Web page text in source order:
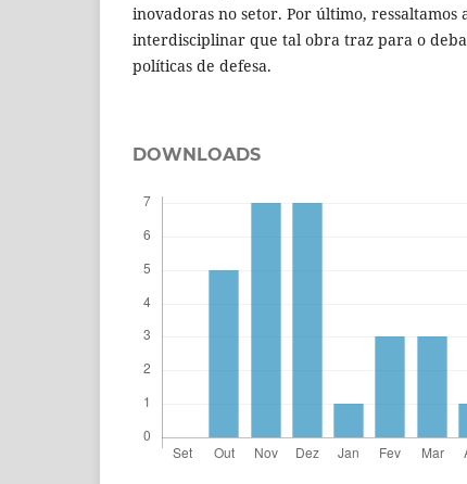
inovadoras no setor. Por último, ressaltamos
interdisciplinar que tal obra traz para o
políticas de defesa.
DOWNLOADS